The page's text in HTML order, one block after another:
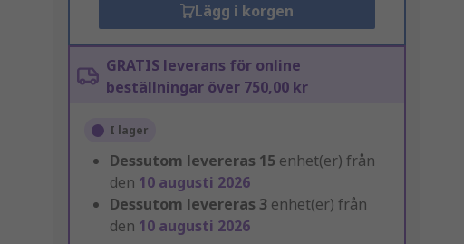
Lägg i korgen
GRATIS leverans för online
beställningar över 750,00 kr
I lager
Dessutom levereras 15 enhet(er) från
den 10 augusti 2026
Dessutom levereras 3 enhet(er) från
den 10 augusti 2026